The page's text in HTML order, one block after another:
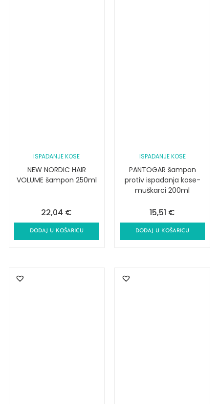
ISPADANJE KOSE
NEW NORDIC HAIR
VOLUME šampon 250ml
22,04 €
DODAJ U KOŠARICU
ISPADANJE KOSE
PANTOGAR šampon
protiv ispadanja kose-
muškarci 200ml
15,51 €
DODAJ U KOŠARICU